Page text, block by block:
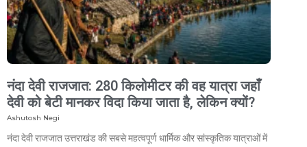
नंदा देवी राजजात: 280 किलोमीटर की वह यात्रा जहाँ
देवी को बेटी मानकर विदा किया जाता है, लेकिन क्यों?
Ashutosh Negi
नंदा देवी राजजात उत्तराखंड की सबसे महत्वपूर्ण धार्मिक और सांस्कृतिक यात्राओं में